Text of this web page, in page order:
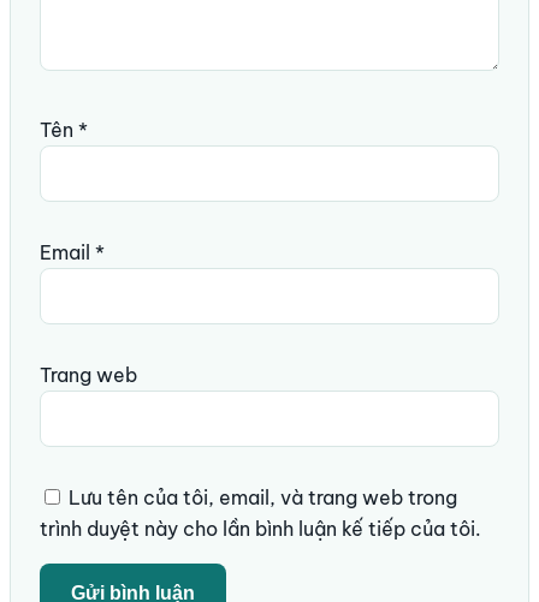
Tên *
Email *
Trang web
Lưu tên của tôi, email, và trang web trong
trình duyệt này cho lần bình luận kế tiếp của tôi.